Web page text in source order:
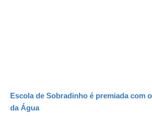
Escola de Sobradinho é premiada com
da Água